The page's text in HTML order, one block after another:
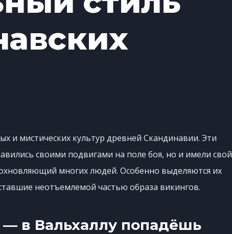
и мистических культур древней Скандинавии. Эти
своими подвигами на поле боя, но и имели свой
многих людей. Особенно выделяются их
неотъемлемой частью образа викингов.
— в Вальхаллу попадёшь